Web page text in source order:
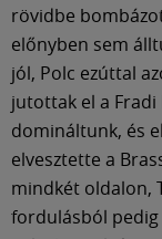
rövidbe
előnyben sem
jól, Polc ezúttal
jutottak el a
domináltunk, és
elvesztette a
mindkét oldalon,
fordulásból pedig